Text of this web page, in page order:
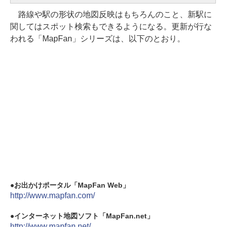
路線や駅の形状の地図反映はもちろんのこと、新駅に
関してはスポット検索もできるようになる。更新が行な
われる「MapFan」シリーズは、以下のとおり。
お出かけポータル「MapFan Web」
http://www.mapfan.com/
インターネット地図ソフト「MapFan.net」